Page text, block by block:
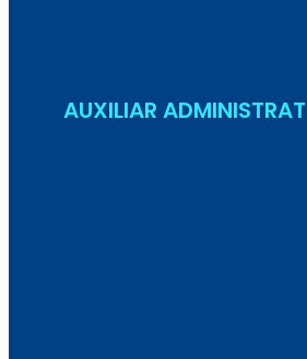
AUXILIAR